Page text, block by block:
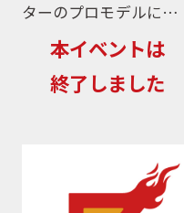
ターのプロモデルに待望
の2025年モデルが登
場！それを記念して、全
国各地で試着会を開催い
年リリース予定の中から
厳選した […]
本イベントは
終了しました